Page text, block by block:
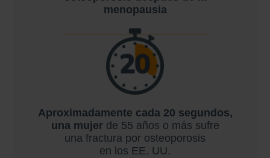
menopausia
Aproximadamente cada 20 segundos,
una mujer de 55 años o más sufre
una fractura por osteoporosis
en los EE. UU.